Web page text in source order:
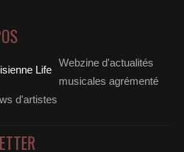
Webzine d'actualités
musicales agrémenté
d'artistes